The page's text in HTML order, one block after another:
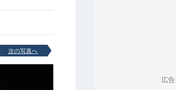
次の写真へ